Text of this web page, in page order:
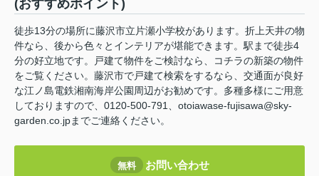
(おすすめポイント)
徒歩13分の場所に藤沢市立片瀬小学校があります。折上天井の物
件なら、後から色々とインテリアが堪能できます。駅まで徒歩4
分の好立地です。戸建て物件をご検討なら、コチラの新築の物件
をご覧ください。藤沢市で戸建て検索をするなら、交通面が良好
な江ノ島電鉄湘南海岸公園周辺がお勧めです。多種多様にご用意
しておりますので、0120-500-791、otoiawase-fujisawa@sky-
garden.co.jpまでご連絡ください。
無料 お問い合わせ